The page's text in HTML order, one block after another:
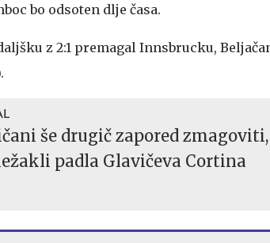
bo odsoten dlje časa.
z 2:1 premagal Innsbrucku,
še drugič zapored
padla Glavičeva Cortina